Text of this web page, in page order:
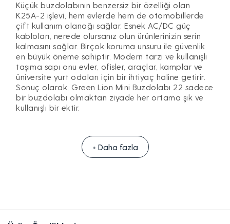
Küçük buzdolabının benzersiz bir özelliği olan
K25A-2 işlevi, hem evlerde hem de otomobillerde
çift kullanım olanağı sağlar. Esnek AC/DC güç
kabloları, nerede olursanız olun ürünlerinizin serin
kalmasını sağlar. Birçok koruma unsuru ile güvenlik
en büyük öneme sahiptir. Modern tarzı ve kullanışlı
taşıma sapı onu evler, ofisler, araçlar, kamplar ve
üniversite yurt odaları için bir ihtiyaç haline getirir.
Sonuç olarak, Green Lion Mini Buzdolabı 22 sadece
bir buzdolabı olmaktan ziyade her ortama şık ve
kullanışlı bir ektir.
+ Daha fazla